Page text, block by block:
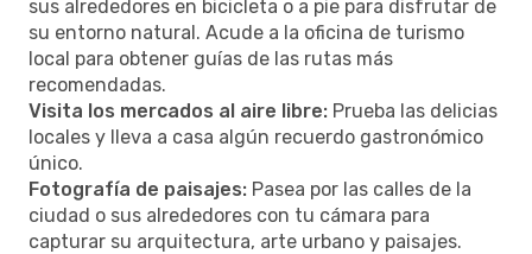
sus alrededores en bicicleta o a pie para disfrutar de
su entorno natural. Acude a la oficina de turismo
local para obtener guías de las rutas más
recomendadas.
Visita los mercados al aire libre: Prueba las delicias
locales y lleva a casa algún recuerdo gastronómico
único.
Fotografía de paisajes: Pasea por las calles de la
ciudad o sus alrededores con tu cámara para
capturar su arquitectura, arte urbano y paisajes.